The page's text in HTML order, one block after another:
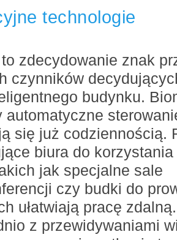
technologie
zdecydowanie znak
czynników
budynku.
automatyczne
się już codziennością.
biura do
jak specjalne sale
czy budki do
ułatwiają pracę
z przewidywaniami